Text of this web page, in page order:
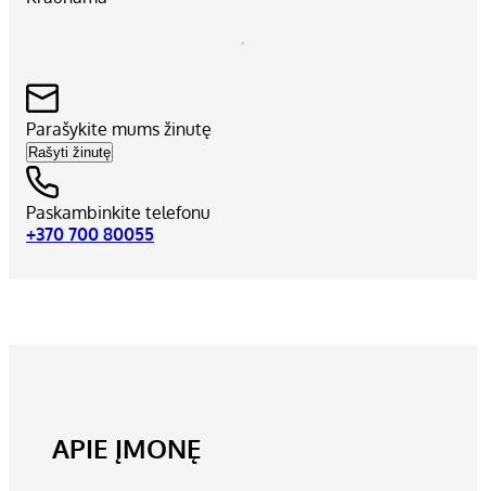
Parašykite mums žinutę
Rašyti žinutę
Paskambinkite telefonu
+370 700 80055
APIE ĮMONĘ